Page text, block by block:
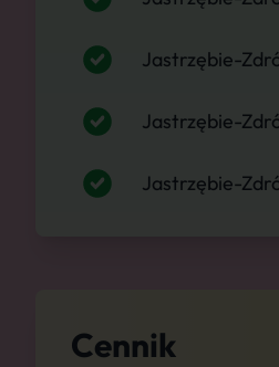
Jastrzębie-
Jastrzębie-
Jastrzębie-
Cennik